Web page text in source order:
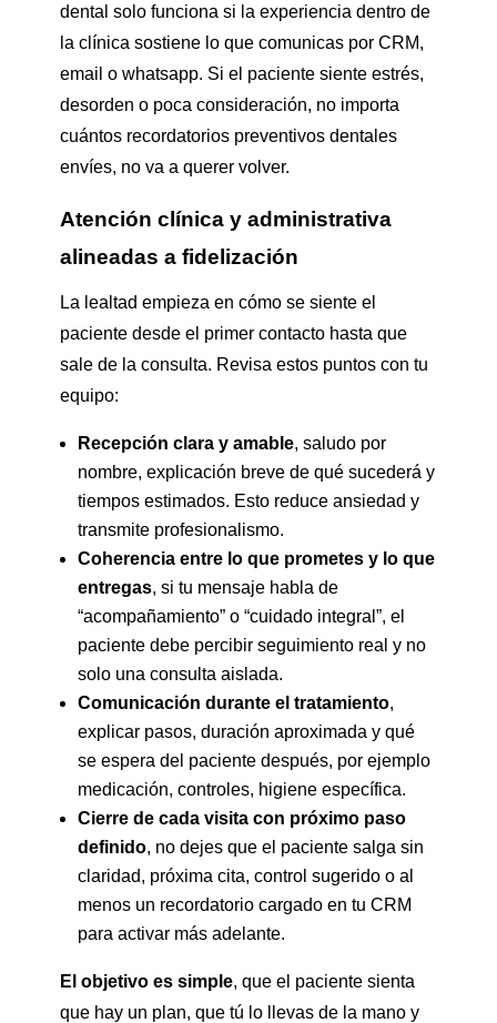
dental solo funciona si la experiencia dentro de
la clínica sostiene lo que comunicas por CRM,
email o whatsapp. Si el paciente siente estrés,
desorden o poca consideración, no importa
cuántos recordatorios preventivos dentales
envíes, no va a querer volver.
Atención clínica y administrativa
alineadas a fidelización
La lealtad empieza en cómo se siente el
paciente desde el primer contacto hasta que
sale de la consulta. Revisa estos puntos con tu
equipo:
Recepción clara y amable, saludo por
nombre, explicación breve de qué sucederá y
tiempos estimados. Esto reduce ansiedad y
transmite profesionalismo.
Coherencia entre lo que prometes y lo que
entregas, si tu mensaje habla de
“acompañamiento” o “cuidado integral”, el
paciente debe percibir seguimiento real y no
solo una consulta aislada.
Comunicación durante el tratamiento,
explicar pasos, duración aproximada y qué
se espera del paciente después, por ejemplo
medicación, controles, higiene específica.
Cierre de cada visita con próximo paso
definido, no dejes que el paciente salga sin
claridad, próxima cita, control sugerido o al
menos un recordatorio cargado en tu CRM
para activar más adelante.
El objetivo es simple, que el paciente sienta
que hay un plan, que tú lo llevas de la mano y